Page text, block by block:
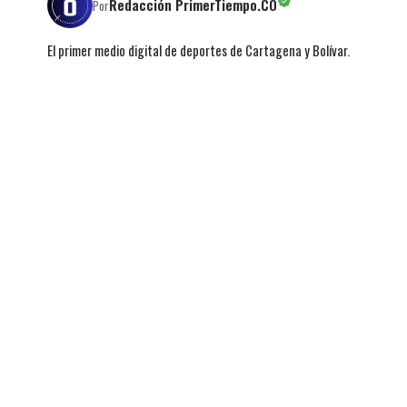
PorRedacción PrimerTiempo.CO
El primer medio digital de deportes de Cartagena y Bolívar.